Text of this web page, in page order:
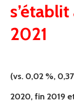
2021
(vs. 0,02 %,
2020, fin 2019